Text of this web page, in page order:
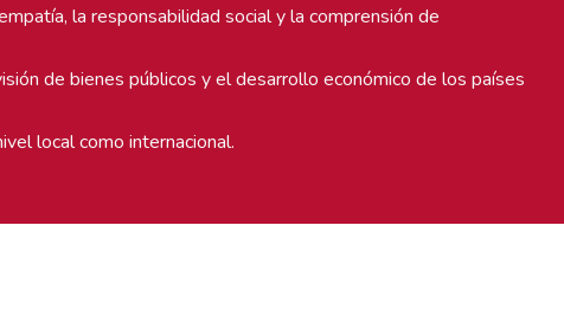
la responsabilidad social y la comprensión de
de bienes públicos y el desarrollo económico de los países
local como internacional.